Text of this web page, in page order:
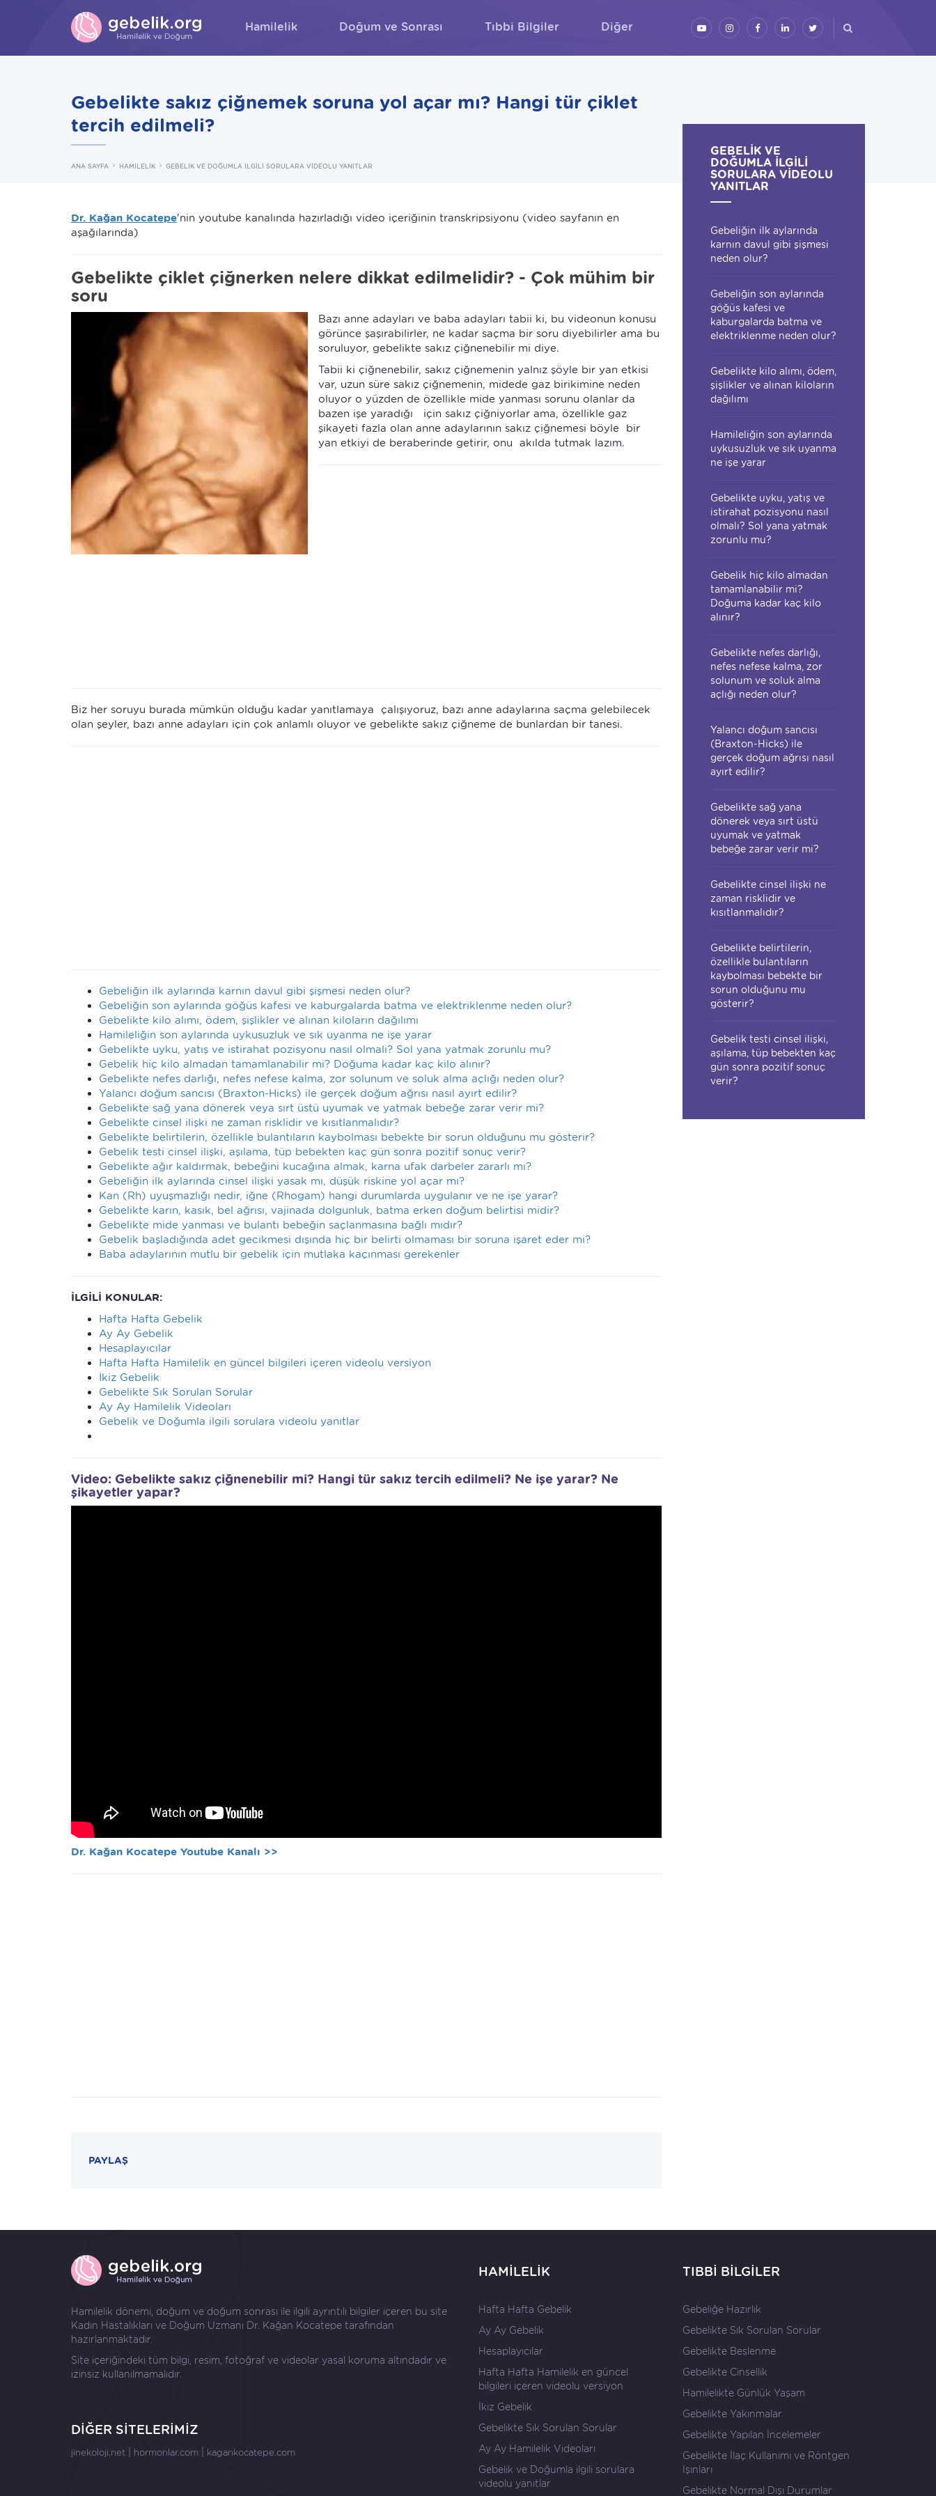
Hamilelik Doğum ve Sonrası Tıbbi Bilgiler Diğer
Gebelikte sakız çiğnemek soruna yol açar mı? Hangi tür çiklet
tercih edilmeli?
ANA SAYFA HAMİLELİK GEBELİK VE DOĞUMLA İLGİLİ SORULARA VİDEOLU YANITLAR
Dr. Kağan Kocatepe'nin youtube kanalında hazırladığı video içeriğinin transkripsiyonu (video sayfanın en
aşağılarında)
Gebelikte çiklet çiğnerken nelere dikkat edilmelidir? - Çok mühim bir
soru
Bazı anne adayları ve baba adayları tabii ki, bu videonun konusu
görünce şaşırabilirler, ne kadar saçma bir soru diyebilirler ama bu
soruluyor, gebelikte sakız çiğnenebilir mi diye.
Tabii ki çiğnenebilir, sakız çiğnemenin yalnız şöyle bir yan etkisi
var, uzun süre sakız çiğnemenin, midede gaz birikimine neden
oluyor o yüzden de özellikle mide yanması sorunu olanlar da
bazen işe yaradığı için sakız çiğniyorlar ama, özellikle gaz
şikayeti fazla olan anne adaylarının sakız çiğnemesi böyle bir
yan etkiyi de beraberinde getirir, onu akılda tutmak lazım.
Biz her soruyu burada mümkün olduğu kadar yanıtlamaya çalışıyoruz, bazı anne adaylarına saçma gelebilecek
olan şeyler, bazı anne adayları için çok anlamlı oluyor ve gebelikte sakız çiğneme de bunlardan bir tanesi.
Gebeliğin ilk aylarında karnın davul gibi şişmesi neden olur?
Gebeliğin son aylarında göğüs kafesi ve kaburgalarda batma ve elektriklenme neden olur?
Gebelikte kilo alımı, ödem, şişlikler ve alınan kiloların dağılımı
Hamileliğin son aylarında uykusuzluk ve sık uyanma ne işe yarar
Gebelikte uyku, yatış ve istirahat pozisyonu nasıl olmalı? Sol yana yatmak zorunlu mu?
Gebelik hiç kilo almadan tamamlanabilir mi? Doğuma kadar kaç kilo alınır?
Gebelikte nefes darlığı, nefes nefese kalma, zor solunum ve soluk alma açlığı neden olur?
Yalancı doğum sancısı (Braxton-Hicks) ile gerçek doğum ağrısı nasıl ayırt edilir?
Gebelikte sağ yana dönerek veya sırt üstü uyumak ve yatmak bebeğe zarar verir mi?
Gebelikte cinsel ilişki ne zaman risklidir ve kısıtlanmalıdır?
Gebelikte belirtilerin, özellikle bulantıların kaybolması bebekte bir sorun olduğunu mu gösterir?
Gebelik testi cinsel ilişki, aşılama, tüp bebekten kaç gün sonra pozitif sonuç verir?
Gebelikte ağır kaldırmak, bebeğini kucağına almak, karna ufak darbeler zararlı mı?
Gebeliğin ilk aylarında cinsel ilişki yasak mı, düşük riskine yol açar mı?
Kan (Rh) uyuşmazlığı nedir, iğne (Rhogam) hangi durumlarda uygulanır ve ne işe yarar?
Gebelikte karın, kasık, bel ağrısı, vajinada dolgunluk, batma erken doğum belirtisi midir?
Gebelikte mide yanması ve bulantı bebeğin saçlanmasına bağlı mıdır?
Gebelik başladığında adet gecikmesi dışında hiç bir belirti olmaması bir soruna işaret eder mi?
Baba adaylarının mutlu bir gebelik için mutlaka kaçınması gerekenler
İLGİLİ KONULAR:
Hafta Hafta Gebelik
Ay Ay Gebelik
Hesaplayıcılar
Hafta Hafta Hamilelik en güncel bilgileri içeren videolu versiyon
İkiz Gebelik
Gebelikte Sık Sorulan Sorular
Ay Ay Hamilelik Videoları
Gebelik ve Doğumla ilgili sorulara videolu yanıtlar
Video: Gebelikte sakız çiğnenebilir mi? Hangi tür sakız tercih edilmeli? Ne işe yarar? Ne
şikayetler yapar?
Dr. Kağan Kocatepe Youtube Kanalı >>
PAYLAŞ
GEBELIK VE
DOĞUMLA ILGILI
SORULARA VIDEOLU
YANITLAR
Gebeliğin ilk aylarında
karnın davul gibi şişmesi
neden olur?
Gebeliğin son aylarında
göğüs kafesi ve
kaburgalarda batma ve
elektriklenme neden olur?
Gebelikte kilo alımı, ödem,
şişlikler ve alınan kiloların
dağılımı
Hamileliğin son aylarında
uykusuzluk ve sık uyanma
ne işe yarar
Gebelikte uyku, yatış ve
istirahat pozisyonu nasıl
olmalı? Sol yana yatmak
zorunlu mu?
Gebelik hiç kilo almadan
tamamlanabilir mi?
Doğuma kadar kaç kilo
alınır?
Gebelikte nefes darlığı,
nefes nefese kalma, zor
solunum ve soluk alma
açlığı neden olur?
Yalancı doğum sancısı
(Braxton-Hicks) ile
gerçek doğum ağrısı nasıl
ayırt edilir?
Gebelikte sağ yana
dönerek veya sırt üstü
uyumak ve yatmak
bebeğe zarar verir mi?
Gebelikte cinsel ilişki ne
zaman risklidir ve
kısıtlanmalıdır?
Gebelikte belirtilerin,
özellikle bulantıların
kaybolması bebekte bir
sorun olduğunu mu
gösterir?
Gebelik testi cinsel ilişki,
aşılama, tüp bebekten kaç
gün sonra pozitif sonuç
verir?
Hamilelik dönemi, doğum ve doğum sonrası ile ilgili ayrıntılı bilgiler içeren bu site
Kadın Hastalıkları ve Doğum Uzmanı Dr. Kağan Kocatepe tarafından
hazırlanmaktadır.
Site içeriğindeki tüm bilgi, resim, fotoğraf ve videolar yasal koruma altındadır ve
izinsiz kullanılmamalıdır.
DİĞER SİTELERİMİZ
jinekoloji.net hormonlar.com kagankocatepe.com
HAMİLELİK
Hafta Hafta Gebelik
Ay Ay Gebelik
Hesaplayıcılar
Hafta Hafta Hamilelik en güncel
bilgileri içeren videolu versiyon
İkiz Gebelik
Gebelikte Sık Sorulan Sorular
Ay Ay Hamilelik Videoları
Gebelik ve Doğumla ilgili sorulara
videolu yanıtlar
TIBBİ BİLGİLER
Gebeliğe Hazırlık
Gebelikte Sık Sorulan Sorular
Gebelikte Beslenme
Gebelikte Cinsellik
Hamilelikte Günlük Yaşam
Gebelikte Yakınmalar
Gebelikte Yapılan İncelemeler
Gebelikte İlaç Kullanımı ve Röntgen
Işınları
Gebelikte Normal Dışı Durumlar